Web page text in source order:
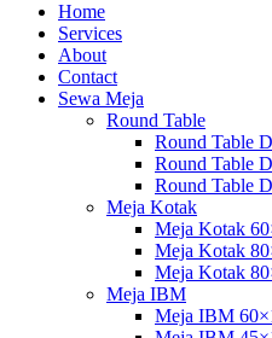
Home
Services
About
Contact
Sewa Meja
Round Table
Round Table
Round Table
Round Table
Meja Kotak
Meja Kotak
Meja Kotak
Meja Kotak
Meja IBM
Meja IBM